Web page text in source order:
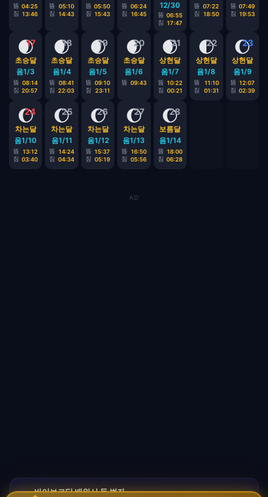
뜸 04:25
짐 13:46
뜸
05:10
짐
14:43
뜸 05:50
짐 15:43
뜸 06:24
짐
16:45
12/30
뜸 06:55
짐 17:47
뜸 07:22
짐
18:50
뜸 07:49
짐 19:53
17
🌒
초승달
음1/3
뜸 08:14
짐 20:57
18
🌒
초승달
음1/4
뜸
08:41
짐 22:03
19
🌒
초승달
음1/5
뜸 09:10
짐
23:11
20
🌒
초승달
음1/6
뜸 09:43
21
🌒
상현달
음1/7
뜸 10:22
짐 00:21
22
🌓
상현달
음1/8
뜸
11:10
짐
01:31
23
🌔
상현달
음1/9
뜸 12:07
짐 02:39
24
🌔
차는달
음1/10
뜸
13:12
짐 03:40
25
🌔
차는달
음1/11
뜸
14:24
짐 04:34
26
🌔
차는달
음1/12
뜸 15:37
짐 05:19
27
🌔
차는달
음1/13
뜸
16:50
짐 05:56
28
🌔
보름달
음1/14
뜸 18:00
짐 06:28
AD
바이브코딩 배워서 돈 벌자